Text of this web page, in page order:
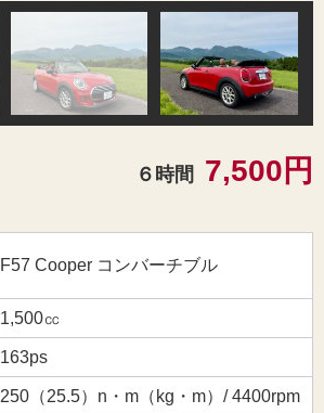
６時間 7,500円
F57 Cooper コンバーチブル
1,500㏄
163ps
250（25.5）n・m（kg・m）/ 4400rpm